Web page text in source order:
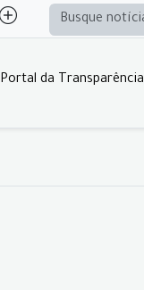
Portal da Transparência